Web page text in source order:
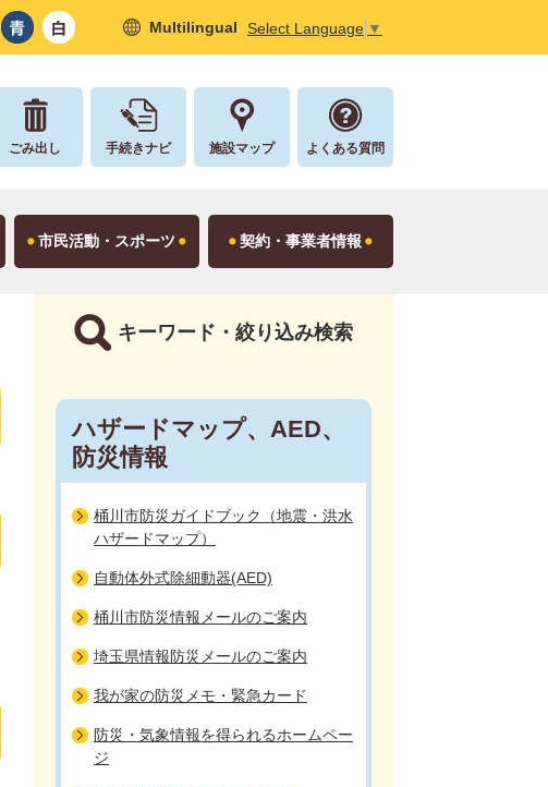
Multilingual Select Language ▼
ごみ出し 手続きナビ 施設マップ よくある質問
市民活動・スポーツ 契約・事業者情報
キーワード・絞り込み検索
ハザードマップ、AED、
防災情報
桶川市防災ガイドブック（地震・洪水
ハザードマップ）
自動体外式除細動器(AED)
桶川市防災情報メールのご案内
埼玉県情報防災メールのご案内
我が家の防災メモ・緊急カード
防災・気象情報を得られるホームペー
ジ